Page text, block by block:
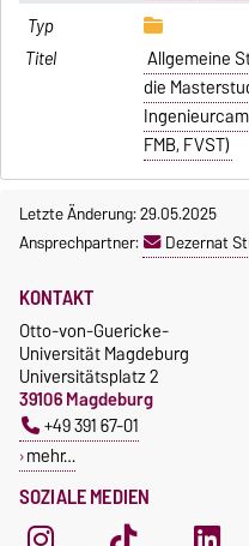
Allgemeine
die
FMB, FVST)
Letzte Änderung: 29.05.2025
Ansprechpartner:
Dezernat
SOZIALE MEDIEN
KONTAKT
Otto-von-Guericke-
Universität Magdeburg
Universitätsplatz 2
39106 Magdeburg
+49 391 67-01
mehr…